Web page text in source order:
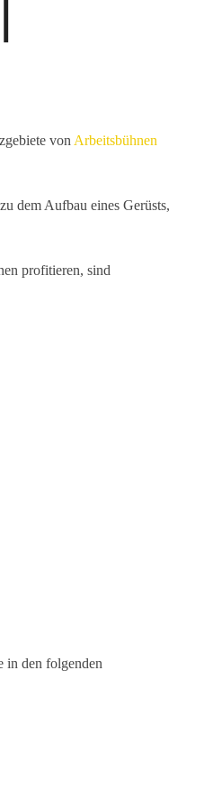
von Arbeitsbühnen
dem Aufbau eines Gerüsts,
profitieren, sind
in den folgenden